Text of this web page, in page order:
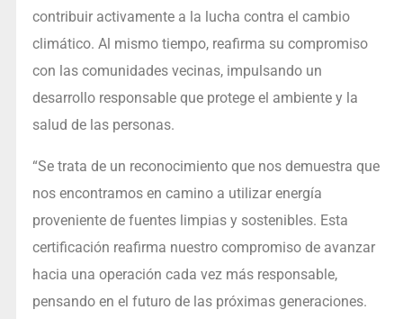
contribuir activamente a la lucha contra el cambio
climático. Al mismo tiempo, reafirma su compromiso
con las comunidades vecinas, impulsando un
desarrollo responsable que protege el ambiente y la
salud de las personas.
“Se trata de un reconocimiento que nos demuestra que
nos encontramos en camino a utilizar energía
proveniente de fuentes limpias y sostenibles. Esta
certificación reafirma nuestro compromiso de avanzar
hacia una operación cada vez más responsable,
pensando en el futuro de las próximas generaciones.